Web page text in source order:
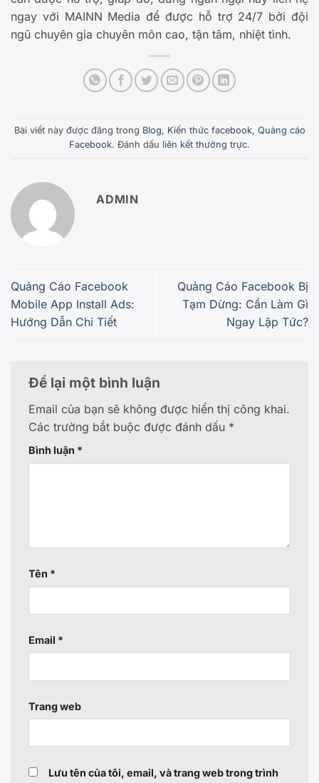
ngay với MAINN Media để được hỗ trợ 24/7 bởi đội
ngũ chuyên gia chuyên môn cao, tận tâm, nhiệt tình.
Bài viết này được đăng trong Blog, Kiến thức facebook, Quảng cáo
Facebook. Đánh dấu liên kết thường trực.
ADMIN
Quảng Cáo Facebook
Mobile App Install Ads:
Hướng Dẫn Chi Tiết
Quảng Cáo Facebook Bị
Tạm Dừng: Cần Làm Gì
Ngay Lập Tức?
Để lại một bình luận
Email của bạn sẽ không được hiển thị công khai.
Các trường bắt buộc được đánh dấu *
Bình luận *
Tên *
Email *
Trang web
Lưu tên của tôi, email, và trang web trong trình